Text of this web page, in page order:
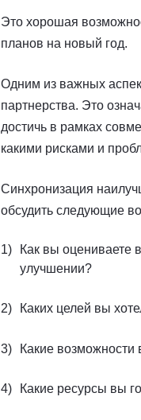
Это хорошая
планов на новый год.
Одним из важных
партнерства. Это
достичь в рамках
какими рисками и
Синхронизация
обсудить следующие
Как вы оцениваете
улучшении?
Каких целей вы
Какие возможности
Какие ресурсы вы